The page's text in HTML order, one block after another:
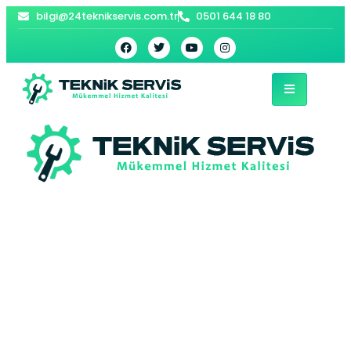
bilgi@24teknikservis.com.tr 0501 644 18 80